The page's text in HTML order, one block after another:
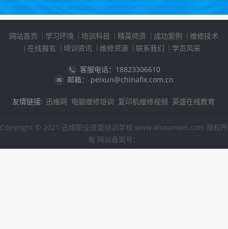
网站首页 学习环境 培训科目 精英师资 成功案例
维修技术
在线报名
培训资讯 维修资源 联系我们 学员风采
客服电话：18823306610
邮箱： peixun@chinafix.com.cn
友情链接: 迅维网 电脑维修培训 复印机维修视频 英盛在线教育
Copyright © 2021 迅维职业技能培训学校 www.xinxunwei.com 版权所
有 网站备案号：